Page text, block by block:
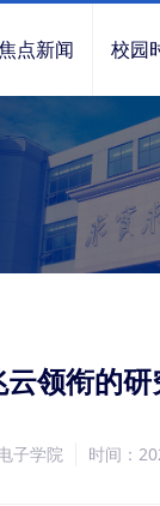
点新闻 校园
领衔的
子学院 时间：